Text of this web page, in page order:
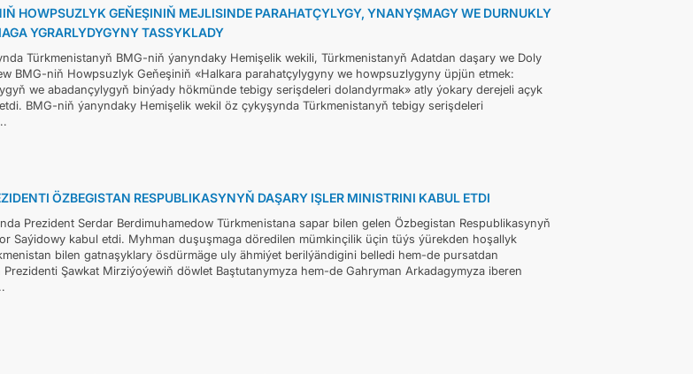
HOWPSUZLYK GEŇEŞINIŇ MEJLISINDE PARAHATÇYLYGY, YNANYŞMAGY WE DURNUKLY
YGRARLYDYGYNY TASSYKLADY
Türkmenistanyň BMG-niň ýanyndaky Hemişelik wekili, Türkmenistanyň Adatdan daşary we Doly
BMG-niň Howpsuzlyk Geňeşiniň «Halkara parahatçylygyny we howpsuzlygyny üpjün etmek:
we abadançylygyň binýady hökmünde tebigy serişdeleri dolandyrmak» atly ýokary derejeli açyk
BMG-niň ýanyndaky Hemişelik wekil öz çykyşynda Türkmenistanyň tebigy serişdeleri
ÖZBEGISTAN RESPUBLIKASYNYŇ DAŞARY IŞLER MINISTRINI KABUL ETDI
Prezident Serdar Berdimuhamedow Türkmenistana sapar bilen gelen Özbegistan Respublikasynyň
Saýidowy kabul etdi. Myhman duşuşmaga döredilen mümkinçilik üçin tüýs ýürekden hoşallyk
bilen gatnaşyklary ösdürmäge uly ähmiýet berilýändigini belledi hem-de pursatdan
Şawkat Mirziýoýewiň döwlet Baştutanymyza hem-de Gahryman Arkadagymyza iberen